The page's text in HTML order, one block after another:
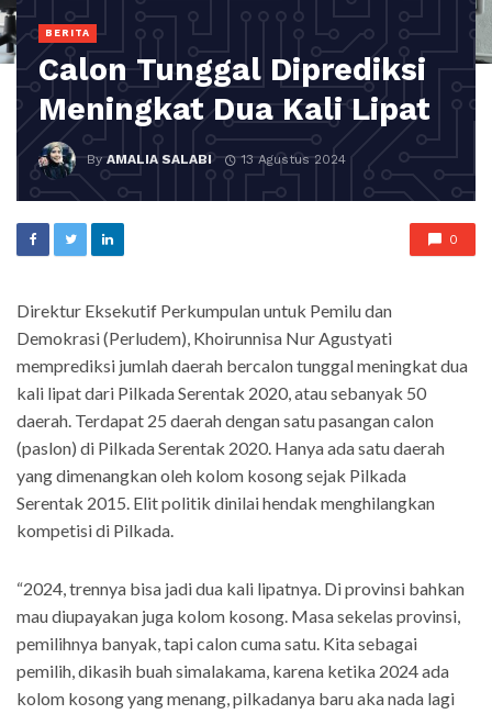
BERITA
Calon Tunggal Diprediksi
Meningkat Dua Kali Lipat
ByAMALIA SALABI 13 Agustus 2024
0
Direktur Eksekutif Perkumpulan untuk Pemilu dan
Demokrasi (Perludem), Khoirunnisa Nur Agustyati
memprediksi jumlah daerah bercalon tunggal meningkat dua
kali lipat dari Pilkada Serentak 2020, atau sebanyak 50
daerah. Terdapat 25 daerah dengan satu pasangan calon
(paslon) di Pilkada Serentak 2020. Hanya ada satu daerah
yang dimenangkan oleh kolom kosong sejak Pilkada
Serentak 2015. Elit politik dinilai hendak menghilangkan
kompetisi di Pilkada.
“2024, trennya bisa jadi dua kali lipatnya. Di provinsi bahkan
mau diupayakan juga kolom kosong. Masa sekelas provinsi,
pemilihnya banyak, tapi calon cuma satu. Kita sebagai
pemilih, dikasih buah simalakama, karena ketika 2024 ada
kolom kosong yang menang, pilkadanya baru aka nada lagi